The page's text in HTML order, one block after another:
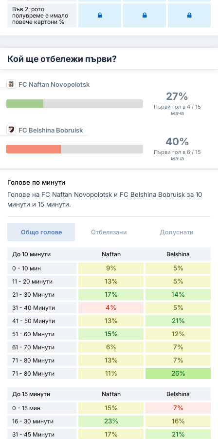
Във 2-рото
полувреме е имало
повече картони %
Кой ще отбележи първи?
FC Naftan Novopolotsk
27%
Първи гол в 4 / 15
мача
FC Belshina Bobruisk
40%
Първи гол в 6 / 15
мача
Голове по минути
Голове на FC Naftan Novopolotsk и FC Belshina Bobruisk за 10
минути и 15 минути.
Общо голове Отбелязани Допуснати
До 10 минути Naftan
Belshina
0 - 10 мин
9% 5%
11 - 20 минути 13% 5%
21 - 30 Минути 17% 14%
31 - 40 Минути 4% 5%
41 - 50 Минути 13% 21%
51 - 60 Минути 15% 12%
61 - 70 Минути 6% 7%
71 - 80 Минути 13% 7%
71 - 80 Минути 11% 26%
До 15 минути Naftan
Belshina
0 - 15 мин
15% 7%
16 - 30 минути 23% 16%
31 - 45 Минути 17% 21%